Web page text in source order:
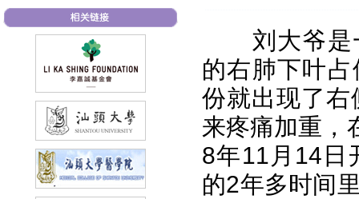
刘大爷是一
的右肺下叶
份就出现了
来疼痛加重，
8年11月14日
的2年多时间